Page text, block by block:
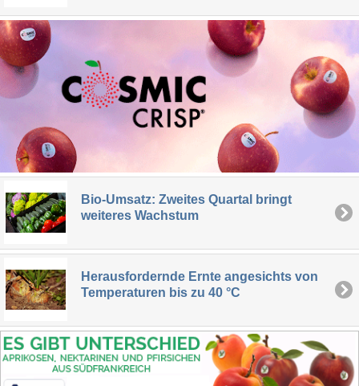
Bio-Umsatz: Zweites Quartal bringt
weiteres Wachstum
Herausfordernde Ernte angesichts von
Temperaturen bis zu 40 °C